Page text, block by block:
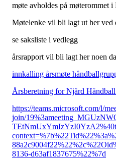
møte avholdes på møterommet i
Møtelenke vil bli lagt ut her ved
se saksliste i vedlegg
årsrapport vil bli lagt her noen
innkalling årsmøte
Årsberetning for Njård
https://teams.microsoft.com/l/
join/
8136-d63af1837675%22%7d